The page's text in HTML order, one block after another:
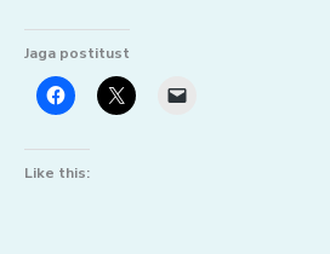
Jaga postitust
Like this: